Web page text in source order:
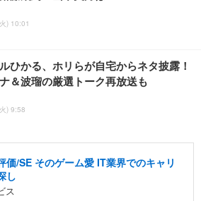
) 10:01
ひかる、ホリらが自宅からネタ披露！
＆波瑠の厳選トーク再放送も
) 9:58
価/SE そのゲーム愛 IT業界でのキャリ
し
ス